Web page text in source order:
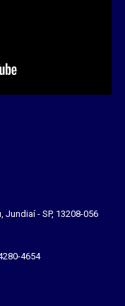
Jundiaí - SP, 13208-056
4654